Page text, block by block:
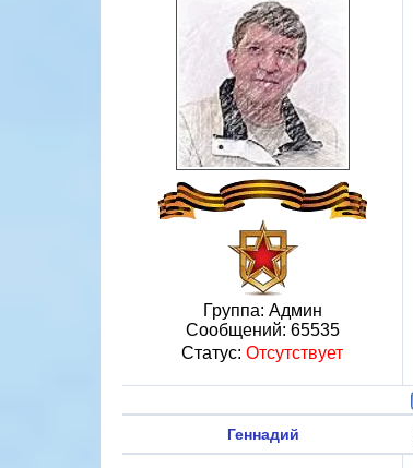
Группа: Админ
Сообщений: 65535
Статус: Отсутствует
Геннадий